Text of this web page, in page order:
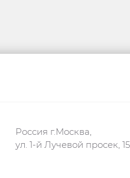
Россия г.Москва,
ул. 1-й Лучевой просек,